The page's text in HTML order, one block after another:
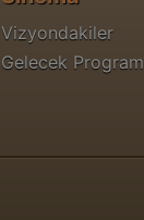
Vizyondakiler
Gelecek Program